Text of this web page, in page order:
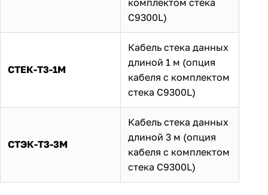
C9300L)
СТЕК-Т3-1М
Кабель стека данных
длиной 1 м (опция
кабеля с комплектом
стека C9300L)
СТЭК-Т3-3М
Кабель стека данных
длиной 3 м (опция
кабеля с комплектом
стека C9300L)